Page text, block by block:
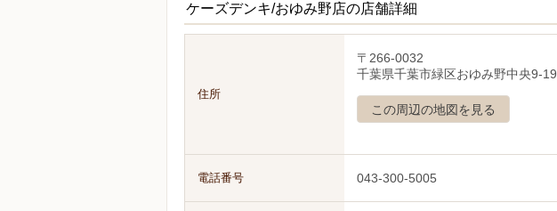
ケーズデンキ/おゆみ野店の店舗詳細
住所
〒266-0032
千葉県千葉市緑区おゆみ野中央9-19
この周辺の地図を見る
電話番号 043-300-5005